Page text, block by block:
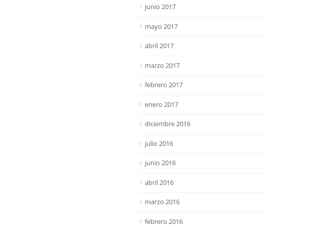
junio 2017
mayo 2017
abril 2017
marzo 2017
febrero 2017
enero 2017
diciembre 2016
julio 2016
junio 2016
abril 2016
marzo 2016
febrero 2016